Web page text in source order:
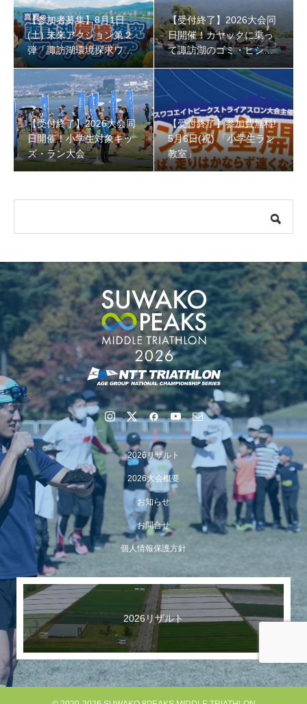
【受付終了】参加費無料! 5月6日(祝) 「小学生ラン教室」
【会議報告】諏訪地域６市町村連絡会議を開催しました
【イベント報告】Luminaオンラインガイドツアーが開催
されました
【参加者募集】8月1日
(土) 未来アクション第２
弾「諏訪湖環境探求ワー
クショップ」小学４年生
から！
【受付終了】2026大会同
日開催！カヤックに乗っ
て諏訪湖のゴミ・ヒシを
回収しよう！
【受付終了】2026大会同
日開催！小学生対象キッ
ズ・ラン大会
【受付終了】参加費無料!
5月6日(祝) 「小学生ラン
教室」
2026リザルト
2026大会概要
お知らせ
お問合せ
個人情報保護方針
2026リザルト